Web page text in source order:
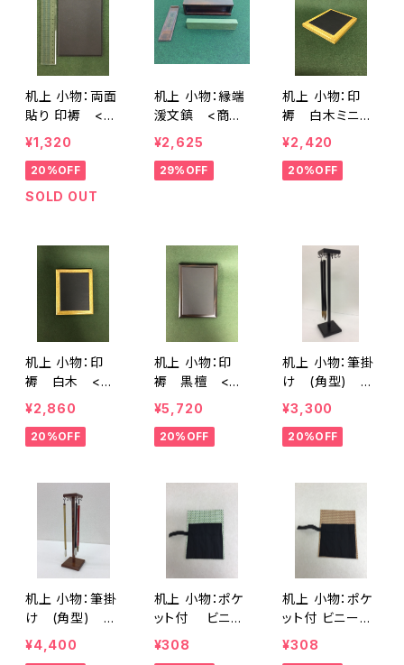
机上 小物：両面
貼り 印褥 <商
品番号1404>
¥1,320
20%OFF
SOLD OUT
机上 小物：縁端
湲文鎮 <商品
番号1405>
¥2,625
29%OFF
机上 小物：印
褥 白木ミニ
<商品番号1410
¥2,420
20%OFF
机上 小物：印
褥 白木 <商
品番号1411>
¥2,860
20%OFF
机上 小物：印
褥 黒檀 <商
品番号1412>
¥5,720
20%OFF
机上 小物：筆掛
け (角型) ナ
ラ 8本掛 <商
品番号1497>
¥3,300
20%OFF
机上 小物：筆掛
け (角型) 紫
檀 8本掛 <商
品番号1498>
¥4,400
机上 小物：ポケ
ット付 ビニー
ル筆巻(小)
¥308
机上 小物：ポケ
ット付 ビニール
筆巻(小) 茶
¥308